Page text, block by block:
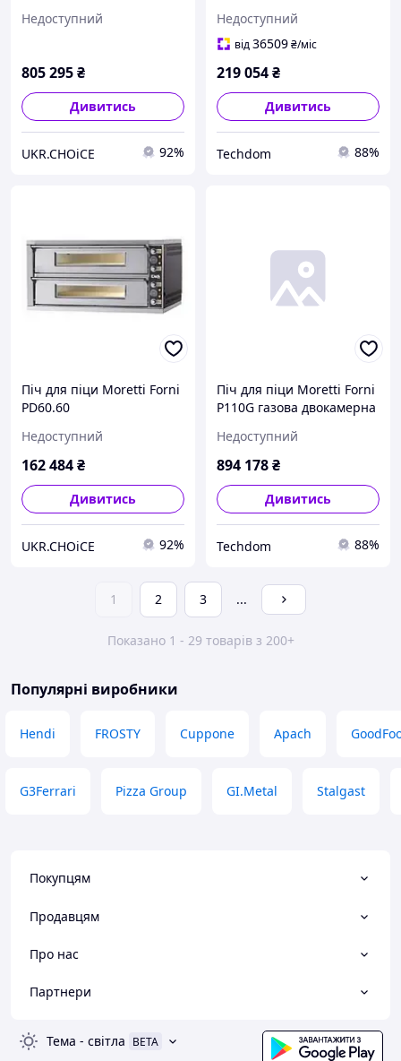
Недоступний
805 295₴
Дивитись
UKR.CHOiCE 92%
Недоступний
від36509₴/міс
219 054₴
Дивитись
Techdom 88%
Піч для піци Moretti Forni
PD60.60
Недоступний
162 484₴
Дивитись
UKR.CHOiCE 92%
Піч для піци Moretti Forni
P110G газова двокамерна
Недоступний
894 178₴
Дивитись
Techdom 88%
1 2 3 ...
Показано 1 - 29 товарів з 200+
Популярні виробники
Hendi FROSTY Cuppone Apach
G3Ferrari Pizza Group GI.Metal Stalgast
Покупцям
Продавцям
Про нас
Партнери
Тема - світла BETA